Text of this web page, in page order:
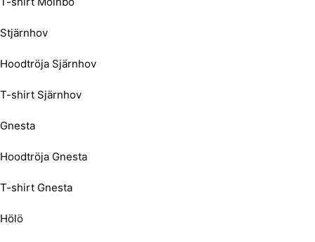
Stjärnhov
Hoodtröja Sjärnhov
T-shirt Sjärnhov
Gnesta
Hoodtröja Gnesta
T-shirt Gnesta
Hölö